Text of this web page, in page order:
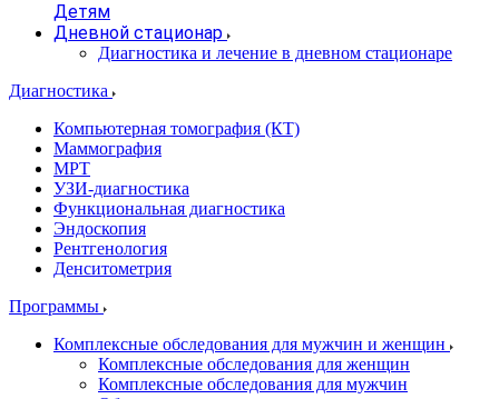
Детям
Дневной стационар
Диагностика и лечение в дневном стационаре
Диагностика
Компьютерная томография (КТ)
Маммография
МРТ
УЗИ-диагностика
Функциональная диагностика
Эндоскопия
Рентгенология
Денситометрия
Программы
Комплексные обследования для мужчин и женщин
Комплексные обследования для женщин
Комплексные обследования для мужчин